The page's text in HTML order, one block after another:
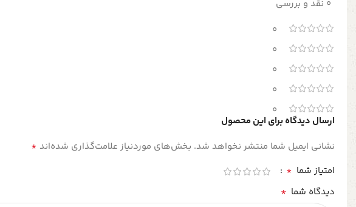
0 نقد و بررسی
0
0
0
0
0
ارسال دیدگاه برای این محصول
نشانی ایمیل شما منتشر نخواهد شد. بخش‌های موردنیاز علامت‌گذاری شده‌اند *
امتیاز شما *
دیدگاه شما *